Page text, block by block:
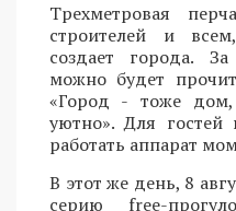
Трехметровая
строителей и
создает города.
можно будет
«Город - тоже
уютно». Для гостей
работать аппарат
В этот же день, 8
серию free-